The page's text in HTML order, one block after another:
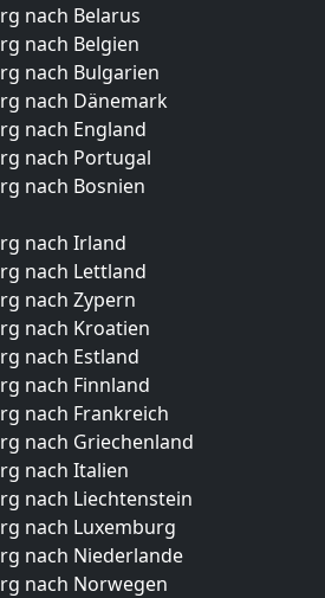
nach Belarus
nach Belgien
nach Bulgarien
nach Dänemark
nach England
nach Portugal
nach Bosnien
nach Irland
nach Lettland
nach Zypern
nach Kroatien
nach Estland
nach Finnland
nach Frankreich
nach Griechenland
nach Italien
nach Liechtenstein
nach Luxemburg
nach Niederlande
nach Norwegen